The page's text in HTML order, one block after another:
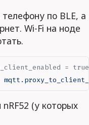
по BLE, а
Wi-Fi на ноде
= true
(у которых